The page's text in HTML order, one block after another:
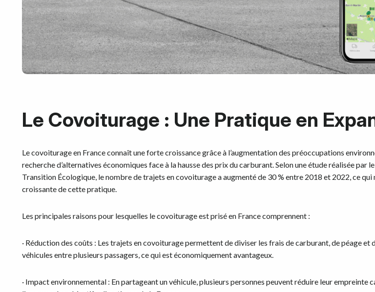
Le Covoiturage : Une Pratique en
Le covoiturage en France connaît une forte croissance grâce à l’augmentation des préoccupations
recherche d’alternatives économiques face à la hausse des prix du carburant. Selon une étude réalisée par
Transition Écologique, le nombre de trajets en covoiturage a augmenté de 30 % entre 2018 et 2022, ce
croissante de cette pratique.
Les principales raisons pour lesquelles le covoiturage est prisé en France comprennent :
· Réduction des coûts : Les trajets en covoiturage permettent de diviser les frais de carburant, de péage et
véhicules entre plusieurs passagers, ce qui est économiquement avantageux.
· Impact environnemental : En partageant un véhicule, plusieurs personnes peuvent réduire leur empreinte